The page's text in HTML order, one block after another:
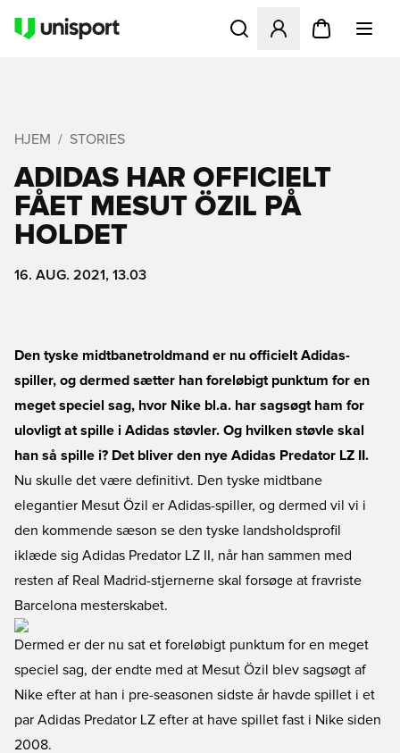
Åbner en Modal til at
HJEM STORIES
ADIDAS HAR OFFICIELT
FÅET MESUT ÖZIL PÅ
HOLDET
16. AUG. 2021, 13.03
Den tyske midtbanetroldmand er nu officielt Adidas-
spiller, og dermed sætter han foreløbigt punktum for en
meget speciel sag, hvor Nike bl.a. har sagsøgt ham for
ulovligt at spille i Adidas støvler. Og hvilken støvle skal
han så spille i? Det bliver den nye Adidas Predator LZ II.
Nu skulle det være definitivt. Den tyske midtbane
elegantier Mesut Özil er Adidas-spiller, og dermed vil vi i
den kommende sæson se den tyske landsholdsprofil
iklæde sig Adidas Predator LZ II, når han sammen med
resten af Real Madrid-stjernerne skal forsøge at fravriste
Barcelona mesterskabet.
Dermed er der nu sat et foreløbigt punktum for en meget
speciel sag, der endte med at Mesut Özil blev sagsøgt af
Nike efter at han i pre-seasonen sidste år havde spillet i et
par Adidas Predator LZ efter at have spillet fast i Nike siden
2008.